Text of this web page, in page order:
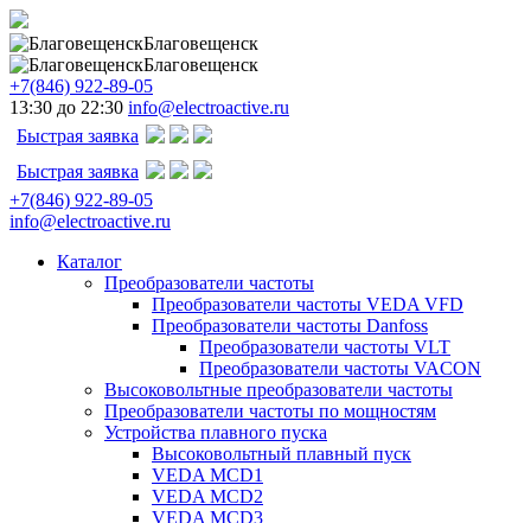
Благовещенск
Благовещенск
+7(846) 922-89-05
13:30 до 22:30 info@electroactive.ru
Быстрая заявка
Быстрая заявка
+7(846) 922-89-05
info@electroactive.ru
Каталог
Преобразователи частоты
Преобразователи частоты VEDA VFD
Преобразователи частоты Danfoss
Преобразователи частоты VLT
Преобразователи частоты VACON
Высоковольтные преобразователи частоты
Преобразователи частоты по мощностям
Устройства плавного пуска
Высоковольтный плавный пуск
VEDA MCD1
VEDA MCD2
VEDA MCD3